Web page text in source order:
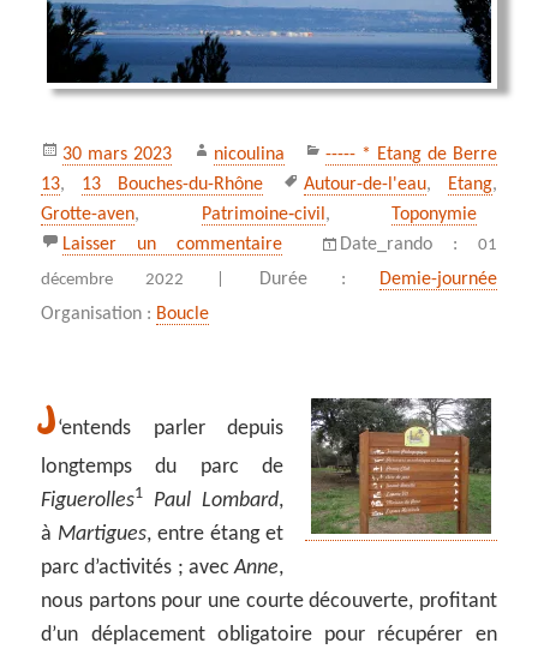
Publié
le
30 mars 2023 Auteur
nicoulina Catégories
----- * Etang de Berre
13, 13 Bouches-du-Rhône
Mots-
clés
Autour-de-l'eau, Etang,
Grotte-aven, Patrimoine‑civil , Toponymie
Laisser un commentairesur Figuerolles, Martigues
Date_rando : 01
décembre 2022 |
Durée :
Demie-journée
Organisation : Boucle
J‘entends parler depuis
longtemps du parc de
Figuerolles1 Paul Lombard,
à Martigues, entre étang et
parc d’activités ; avecAnne,
nous partons pour une courte découverte, profitant
d’un déplacement obligatoire pour récupérer en